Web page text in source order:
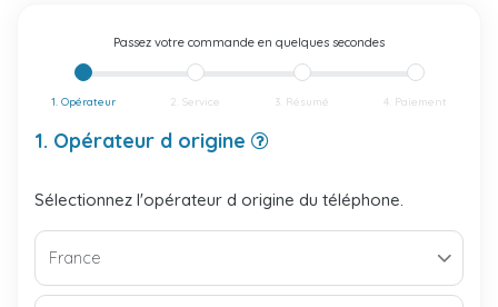
Passez votre commande en quelques secondes
1. Opérateur 2. Service 3. Résumé 4. Paiement
1. Opérateur d origine
Sélectionnez l'opérateur d origine du téléphone.